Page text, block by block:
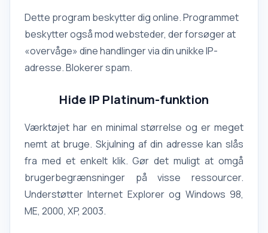
Dette program beskytter dig online. Programmet
beskytter også mod websteder, der forsøger at
«overvåge» dine handlinger via din unikke IP-
adresse. Blokerer spam.
Hide IP Platinum-funktion
Værktøjet har en minimal størrelse og er meget
nemt at bruge. Skjulning af din adresse kan slås
fra med et enkelt klik. Gør det muligt at omgå
brugerbegrænsninger på visse ressourcer.
Understøtter Internet Explorer og Windows 98,
ME, 2000, XP, 2003.